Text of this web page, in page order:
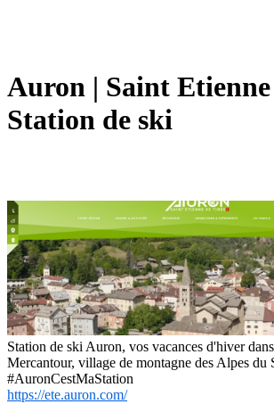
Auron | Saint Etienne
Station de ski
Station de ski Auron, vos vacances d'hiver
Mercantour, village de montagne des Alpes du
#AuronCestMaStation
https://ete.auron.com/